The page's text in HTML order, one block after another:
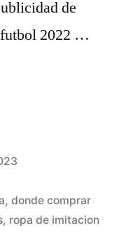
de
futbol 2022 …
, donde comprar
, ropa de imitacion